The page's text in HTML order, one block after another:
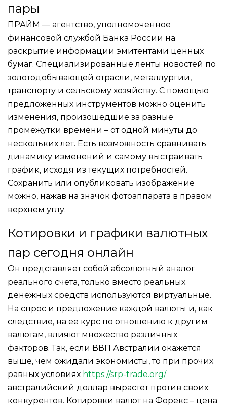
пары
ПРАЙМ — агентство, уполномоченное
финансовой службой Банка России на
раскрытие информации эмитентами ценных
бумаг. Специализированные ленты новостей по
золотодобывающей отрасли, металлургии,
транспорту и сельскому хозяйству. С помощью
предложенных инструментов можно оценить
изменения, произошедшие за разные
промежутки времени – от одной минуты до
нескольких лет. Есть возможность сравнивать
динамику изменений и самому выстраивать
график, исходя из текущих потребностей.
Сохранить или опубликовать изображение
можно, нажав на значок фотоаппарата в правом
верхнем углу.
Котировки и графики валютных
пар сегодня онлайн
Он представляет собой абсолютный аналог
реального счета, только вместо реальных
денежных средств используются виртуальные.
На спрос и предложение каждой валюты и, как
следствие, на ее курс по отношению к другим
валютам, влияют множество различных
факторов. Так, если ВВП Австралии окажется
выше, чем ожидали экономисты, то при прочих
равных условиях https://srp-trade.org/
австралийский доллар вырастет против своих
конкурентов. Котировки валют на Форекс – цена